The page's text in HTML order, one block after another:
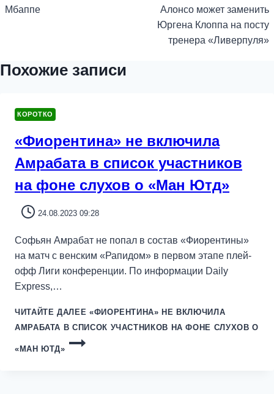
Мбаппе
Алонсо может заменить
Юргена Клоппа на посту
тренера «Ливерпуля»
Похожие записи
КОРОТКО
«Фиорентина» не включила
Амрабата в список участников
на фоне слухов о «Ман Ютд»
24.08.2023 09:28
Софьян Амрабат не попал в состав «Фиорентины»
на матч с венским «Рапидом» в первом этапе плей-
офф Лиги конференции. По информации Daily
Express,…
ЧИТАЙТЕ ДАЛЕЕ «ФИОРЕНТИНА» НЕ ВКЛЮЧИЛА
АМРАБАТА В СПИСОК УЧАСТНИКОВ НА ФОНЕ СЛУХОВ О
«МАН ЮТД»